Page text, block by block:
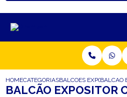
HOMECATEGORIASBALCOES EXPOSITORES
BALCAO
BALCÃO EXPOSITOR